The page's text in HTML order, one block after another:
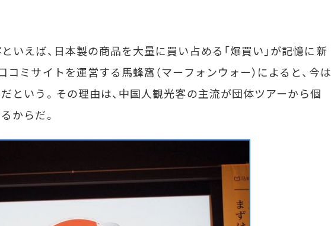
いえば、日本製の商品を大量に買い占める「爆買い」が記憶に新
コミサイトを運営する馬蜂窩（マーフォンウォー）によると、今は
という。その理由は、中国人観光客の主流が団体ツアーから個
からだ。